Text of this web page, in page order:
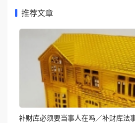
推荐文章
补财库必须要当事人在吗／补财库法